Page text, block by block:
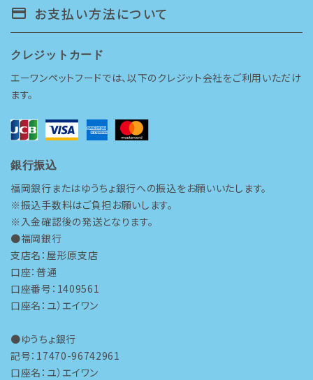
会社概要
payment お支払い方法について
クレジットカード
エーワンペットフードでは、以下のクレジット会社をご利用いただけ
ます。
銀行振込
福岡銀行またはゆうちょ銀行への振込をお願いいたします。
※振込手数料はご負担お願いします。
※入金確認後の発送となります。
●福岡銀行
支店名：屋形原支店
口座：普通
口座番号：1409561
口座名：ユ）エイワン
●ゆうちょ銀行
記号：17470-96742961
口座名：ユ）エイワン